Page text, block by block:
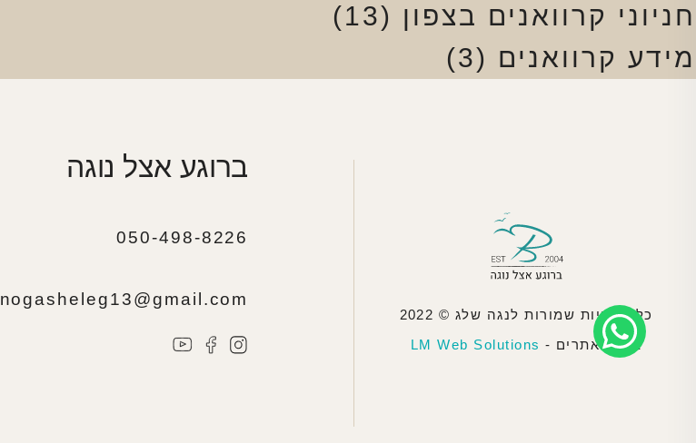
חניוני קרוואנים בצפון (13)
מידע קרוואנים (3)
כל הזכויות שמורות לנגה שלג © 2022
בניית אתרים - LM Web Solutions
ברוגע אצל נוגה
050-498-8226
nogasheleg13@gmail.com